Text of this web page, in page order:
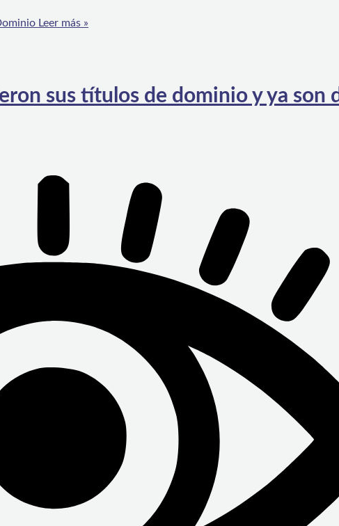
Leer más »
sus títulos de dominio y ya son